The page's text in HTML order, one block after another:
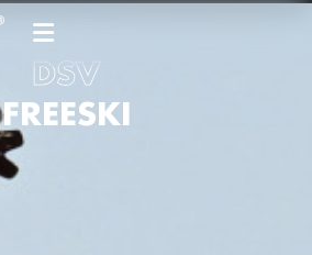
DSV
FREESKI